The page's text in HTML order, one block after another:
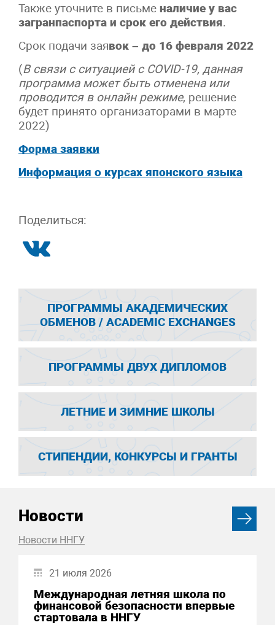
Также уточните в письме наличие у вас
загранпаспорта и срок его действия.
Срок подачи заявок – до 16 февраля 2022
(В связи с ситуацией с COVID-19, данная
программа может быть отменена или
проводится в онлайн режиме, решение
будет принято организаторами в марте
2022)
Форма заявки
Информация о курсах японского языка
Поделиться:
ПРОГРАММЫ АКАДЕМИЧЕСКИХ
ОБМЕНОВ / ACADEMIC EXCHANGES
ПРОГРАММЫ ДВУХ ДИПЛОМОВ
ЛЕТНИЕ И ЗИМНИЕ ШКОЛЫ
СТИПЕНДИИ, КОНКУРСЫ И ГРАНТЫ
Новости
Новости ННГУ
21 июля 2026
Международная летняя школа по
финансовой безопасности впервые
стартовала в ННГУ